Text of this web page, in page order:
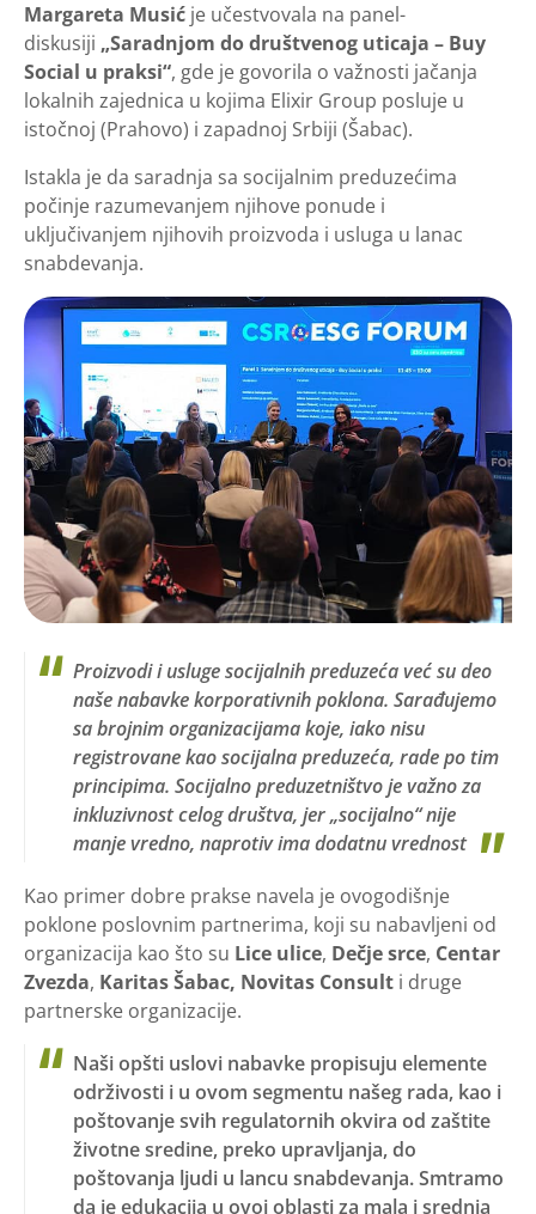
Margareta Musić je učestvovala na panel-
diskusiji „Saradnjom do društvenog uticaja – Buy
Social u praksi“, gde je govorila o važnosti jačanja
lokalnih zajednica u kojima Elixir Group posluje u
istočnoj (Prahovo) i zapadnoj Srbiji (Šabac).
Istakla je da saradnja sa socijalnim preduzećima
počinje razumevanjem njihove ponude i
uključivanjem njihovih proizvoda i usluga u lanac
snabdevanja.
Proizvodi i usluge socijalnih preduzeća već su deo
naše nabavke korporativnih poklona. Sarađujemo
sa brojnim organizacijama koje, iako nisu
registrovane kao socijalna preduzeća, rade po tim
principim​a. Socijalno preduzetništvo je važno za
inkluzivnost celog društva, jer „socijalno“ nije
manje vredno, naprotiv ima dodatnu vrednost
Kao primer dobre prakse navela je ovogodišnje
poklone poslovnim partnerima, koji su nabavljeni od
organizacija kao što su Lice ulice, Dečje srce, Centar
Zvezda, Karitas Šabac, Novitas Consult i druge
partnerske organizacije.
Naši opšti uslovi nabavke propisuju elemente
održivosti i u ovom segmentu našeg rada, kao i
poštovanje svih regulatornih okvira od zaštite
životne sredine, preko upravljanja, do
poštovanja ljudi u lancu snabdevanja. Smtramo
da je edukacija u ovoj oblasti za mala i srednja